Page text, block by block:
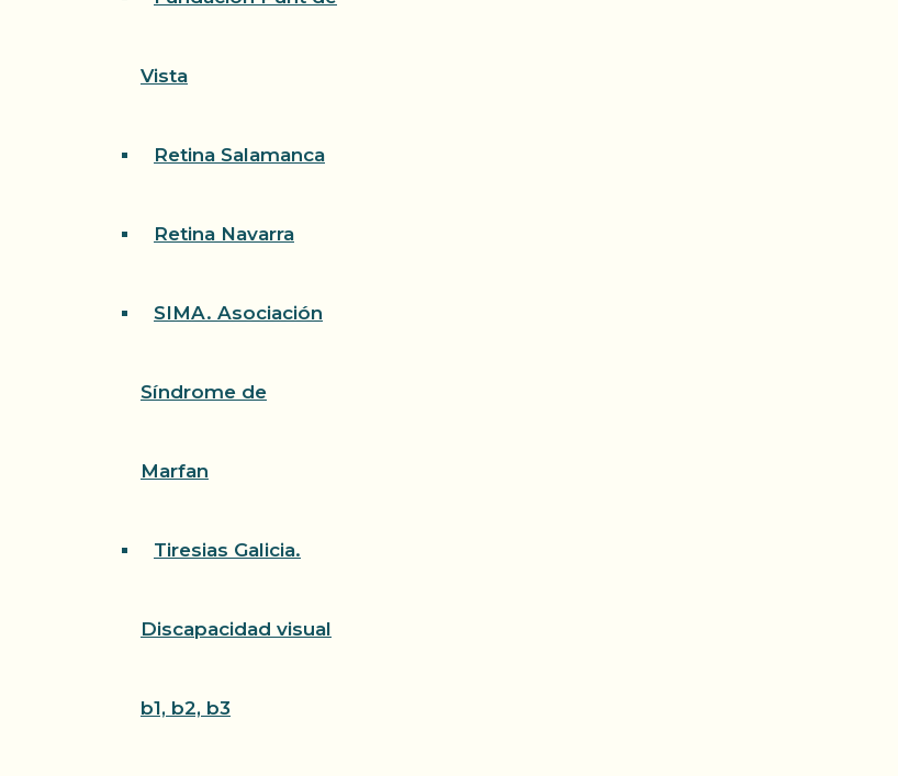
Vista
Retina Salamanca
Retina Navarra
SIMA. Asociación
Síndrome de
Marfan
Tiresias Galicia.
Discapacidad visual
b1, b2, b3